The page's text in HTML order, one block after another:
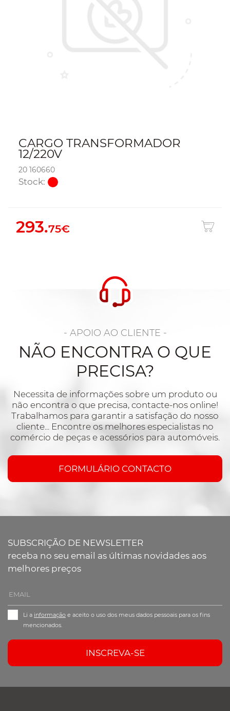
CARGO TRANSFORMADOR
12/220V
20 160660
Stock:
293.75€
- APOIO AO CLIENTE -
NÃO ENCONTRA O QUE
PRECISA?
Necessita de informações sobre um produto ou
não encontra o que precisa, contacte-nos online!
Trabalhamos para garantir a satisfação do nosso
cliente... Encontre os melhores especialistas no
comércio de peças e acessórios para automóveis.
FORMULÁRIO CONTACTO
SUBSCRIÇÃO DE NEWSLETTER
receba no seu email as últimas novidades aos
melhores preços
Li a informação e aceito o uso dos meus dados pessoais para os fins
mencionados.
INSCREVA-SE